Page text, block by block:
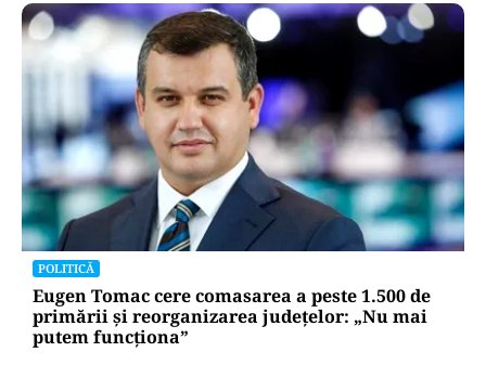
POLITICĂ
Eugen Tomac cere comasarea a peste 1.500 de
primării și reorganizarea județelor: „Nu mai
putem funcționa”